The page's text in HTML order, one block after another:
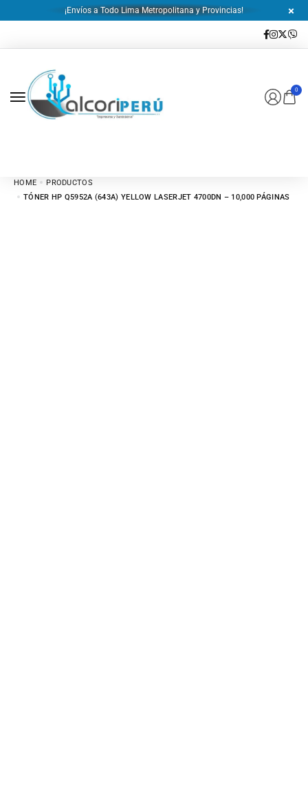
¡Envíos a Todo Lima Metropolitana y Provincias!
0
HOME
PRODUCTOS
TÓNER HP Q5952A (643A) YELLOW LASERJET 4700DN – 10,000 PÁGINAS